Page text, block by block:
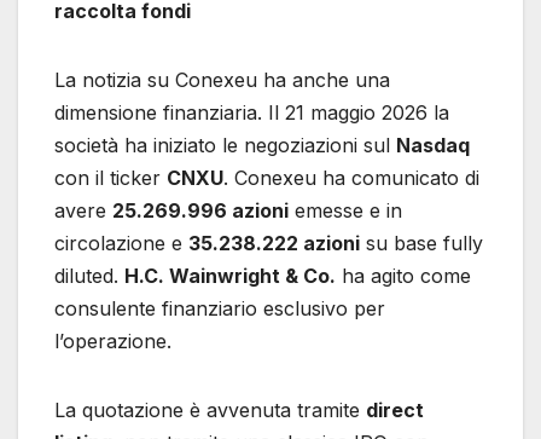
raccolta fondi
La notizia su Conexeu ha anche una
dimensione finanziaria. Il 21 maggio 2026 la
società ha iniziato le negoziazioni sul Nasdaq
con il ticker CNXU. Conexeu ha comunicato di
avere 25.269.996 azioni emesse e in
circolazione e 35.238.222 azioni su base fully
diluted. H.C. Wainwright & Co. ha agito come
consulente finanziario esclusivo per
l’operazione.
La quotazione è avvenuta tramite direct